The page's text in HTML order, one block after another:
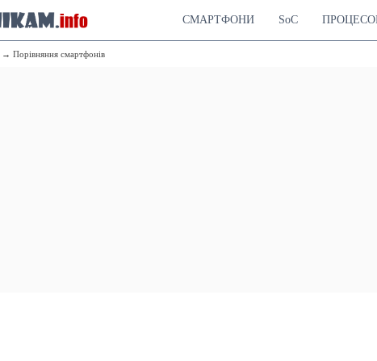
СМАРТФОНИ SoC
→ Порівняння смартфонів